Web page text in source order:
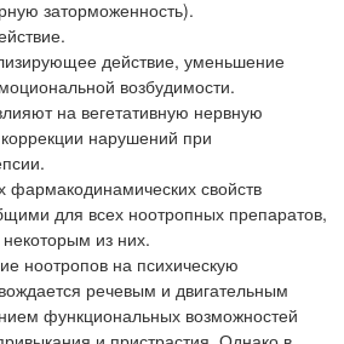
заторможенность).
действие, уменьшение
возбудимости.
на вегетативную нервную
нарушений при
свойств
для всех ноотропных препаратов,
из них.
ноотропов на психическую
речевым и двигательным
функциональных возможностей